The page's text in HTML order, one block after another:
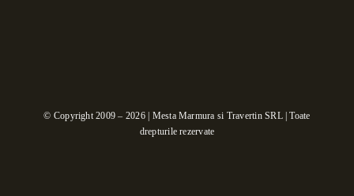
© Copyright 2009 – 2026 | Mesta Marmura si Travertin SRL | Toate
drepturile rezervate